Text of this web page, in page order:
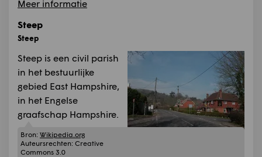
Meer informatie
Steep
Steep
Steep is een civil parish
in het bestuurlijke
gebied East Hampshire,
in het Engelse
graafschap Hampshire.
Bron: Wikipedia.org
Auteursrechten: Creative
Commons 3.0